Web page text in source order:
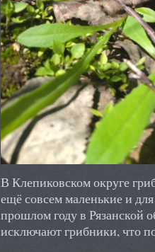
В Клепиковском округе
ещё совсем маленькие и
прошлом году в Рязанской
исключают грибники, что